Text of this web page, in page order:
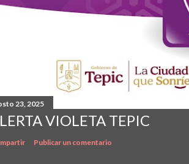
23, 2025
VIOLETA TEPIC
Publicar un comentario